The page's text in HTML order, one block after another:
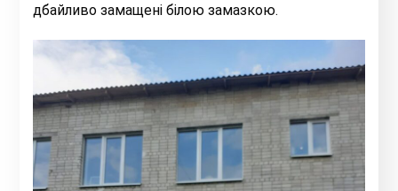
дбайливо замащені білою замазкою.